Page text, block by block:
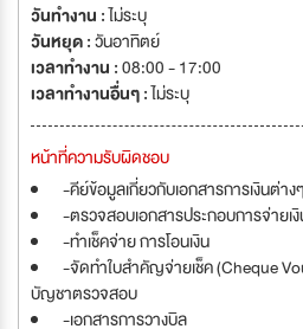
วันทำงาน :ไม่ระบุ
วันหยุด :วันอาทิตย์
เวลาทำงาน :08:00 - 17:00
เวลาทำงานอื่นๆ :ไม่ระบุ
หน้าที่ความรับผิดชอบ
-คีย์ข้อมูลเกี่ยวกับเอกสารการเงินต่างๆ
-ตรวจสอบเอกสารประกอบการจ่ายเ
-ทำเช็คจ่าย การโอนเงิน
-จัดทำใบสำคัญจ่ายเช็ค (Cheque
บัญชาตรวจสอบ
-เอกสารการวางบิล